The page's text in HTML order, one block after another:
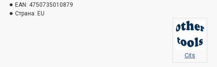
EAN: 4750735010879
Страна: EU
Cits